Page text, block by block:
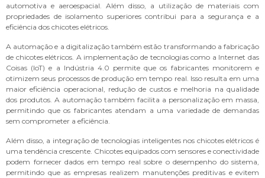
automotiva e aeroespacial. Além disso, a utilização de materiais com
propriedades de isolamento superiores contribui para a segurança e a
eficiência dos chicotes elétricos.
A automação e a digitalização também estão transformando a fabricação
de chicotes elétricos. A implementação de tecnologias como a Internet das
Coisas (IoT) e a Indústria 4.0 permite que os fabricantes monitorem e
otimizem seus processos de produção em tempo real. Isso resulta em uma
maior eficiência operacional, redução de custos e melhoria na qualidade
dos produtos. A automação também facilita a personalização em massa,
permitindo que os fabricantes atendam a uma variedade de demandas
sem comprometer a eficiência.
Além disso, a integração de tecnologias inteligentes nos chicotes elétricos é
uma tendência crescente. Chicotes equipados com sensores e conectividade
podem fornecer dados em tempo real sobre o desempenho do sistema,
permitindo que as empresas realizem manutenções preditivas e evitem